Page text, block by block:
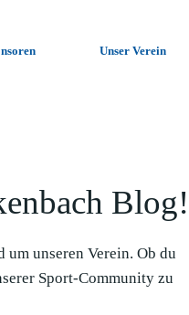
Unser Verein
Blog!
unseren Verein. Ob du
Sport-Community zu